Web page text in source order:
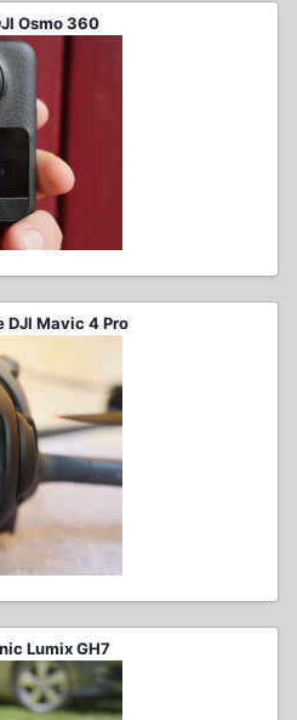
Osmo 360
DJI Mavic 4 Pro
Lumix GH7